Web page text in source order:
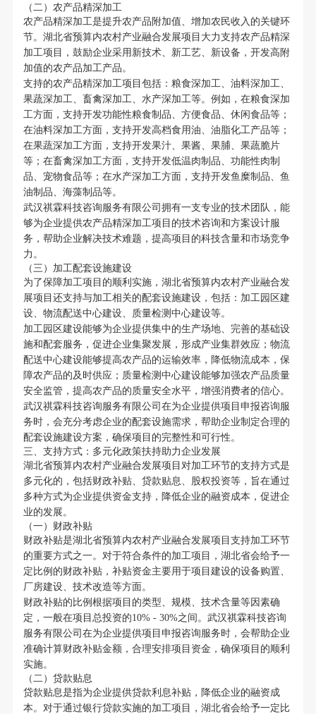
（二）农产品精深加工
农产品精深加工是提升农产品附加值、增加农民收入的关键环
节。湖北省预算内农村产业融合发展项目大力支持农产品精深
加工项目，鼓励企业采用新技术、新工艺、新设备，开发高附
加值的农产品加工产品。
支持的农产品精深加工项目包括：粮食深加工、油料深加工、
果蔬深加工、畜禽深加工、水产深加工等。例如，在粮食深加
工方面，支持开发功能性粮食制品、方便食品、休闲食品等；
在油料深加工方面，支持开发高档食用油、油脂化工产品等；
在果蔬深加工方面，支持开发果汁、果酱、果脯、果蔬脆片
等；在畜禽深加工方面，支持开发低温肉制品、功能性肉制
品、宠物食品等；在水产深加工方面，支持开发鱼糜制品、鱼
油制品、海藻制品等。
武汉祺霖科技咨询服务有限公司拥有一支专业的技术团队，能
够为企业提供农产品精深加工项目的技术咨询和方案设计服
务，帮助企业解决技术难题，提高项目的科技含量和市场竞争
力。
（三）加工配套设施建设
为了保障加工项目的顺利实施，湖北省预算内农村产业融合发
展项目还支持与加工相关的配套设施建设，包括：加工园区建
设、物流配送中心建设、质量检测中心建设等。
加工园区建设能够为企业提供集中的生产场地、完善的基础设
施和配套服务，促进企业集聚发展，形成产业集群效应；物流
配送中心建设能够提高农产品的运输效率，降低物流成本，保
障农产品的及时供应；质量检测中心建设能够加强农产品质量
安全监管，提高农产品的质量安全水平，增强消费者的信心。
武汉祺霖科技咨询服务有限公司在为企业提供项目申报咨询服
务时，会充分考虑企业的配套设施需求，帮助企业制定合理的
配套设施建设方案，确保项目的完整性和可行性。
三、支持方式：多元化政策扶持助力企业发展
湖北省预算内农村产业融合发展项目对加工环节的支持方式是
多元化的，包括财政补贴、贷款贴息、股权投资等，旨在通过
多种方式为企业提供资金支持，降低企业的融资成本，促进企
业的发展。
（一）财政补贴
财政补贴是湖北省预算内农村产业融合发展项目支持加工环节
的重要方式之一。对于符合条件的加工项目，湖北省会给予一
定比例的财政补贴，补贴资金主要用于项目建设的设备购置、
厂房建设、技术改造等方面。
财政补贴的比例根据项目的类型、规模、技术含量等因素确
定，一般在项目总投资的10% - 30%之间。武汉祺霖科技咨询
服务有限公司在为企业提供项目申报咨询服务时，会帮助企业
准确计算财政补贴金额，合理安排项目资金，确保项目的顺利
实施。
（二）贷款贴息
贷款贴息是指为企业提供贷款利息补贴，降低企业的融资成
本。对于通过银行贷款实施的加工项目，湖北省会给予一定比